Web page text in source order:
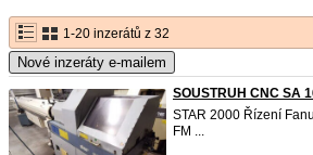
1-20 inzerátů z 32
Nové inzeráty e-mailem
SOUSTRUH CNC SA
STAR 2000 Řízení
FM ...